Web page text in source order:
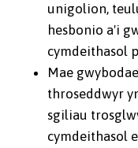
unigolion,
hesbonio a'i
cymdeithasol
Mae
throseddwyr
sgiliau
cymdeithasol